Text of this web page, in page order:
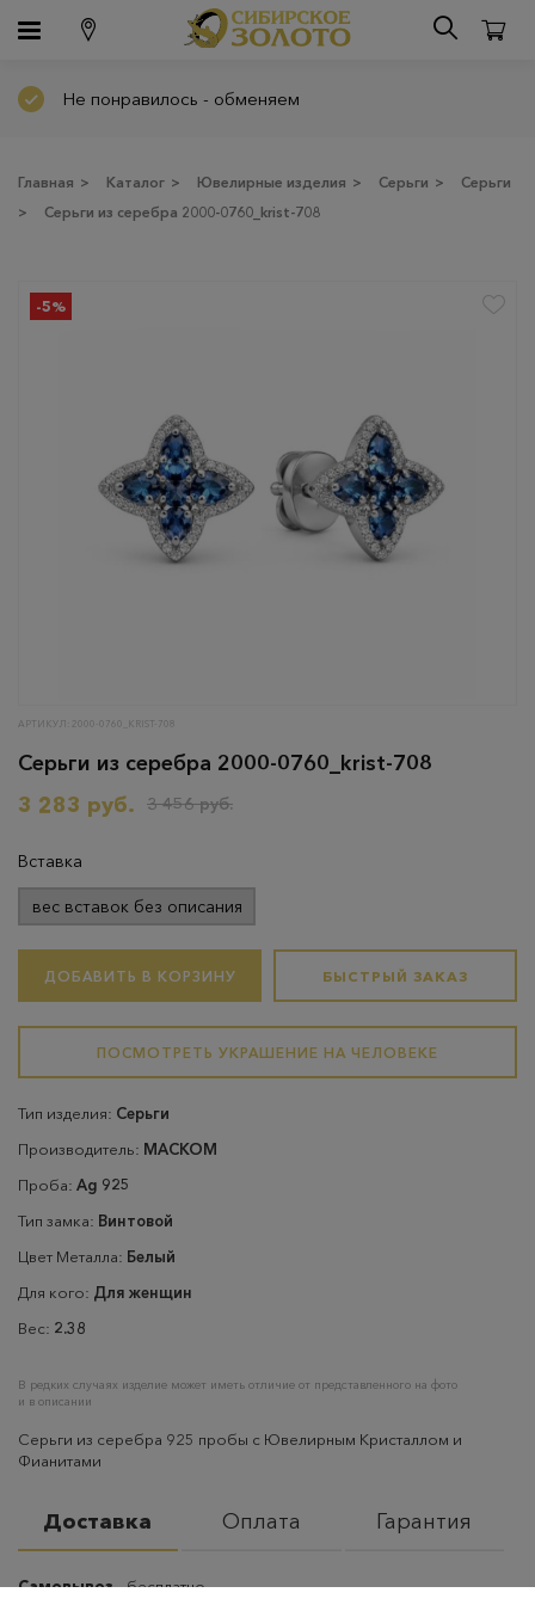
Не понравилось - обменяем
Главная > Каталог > Ювелирные изделия > Серьги >
Серьги
>
Серьги из серебра 2000-0760_krist-708
-5%
АРТИКУЛ: 2000-0760_KRIST-708
Серьги из серебра 2000-0760_krist-708
3 283 руб.
3 456 руб.
Вставка
вес вставок без описания
ДОБАВИТЬ В КОРЗИНУ БЫСТРЫЙ ЗАКАЗ
ПОСМОТРЕТЬ УКРАШЕНИЕ НА ЧЕЛОВЕКЕ
Тип изделия: Серьги
Производитель: МАСКОМ
Проба: Ag 925
Тип замка: Винтовой
Цвет Металла: Белый
Для кого: Для женщин
Вес: 2.38
В редких случаях изделие может иметь отличие от представленного на фото
и в описании
Серьги из серебра 925 пробы с Ювелирным Кристаллом и
Фианитами
Доставка Оплата Гарантия
Самовывоз– бесплатно